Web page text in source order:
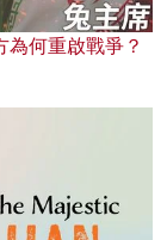
何重啟戰爭？